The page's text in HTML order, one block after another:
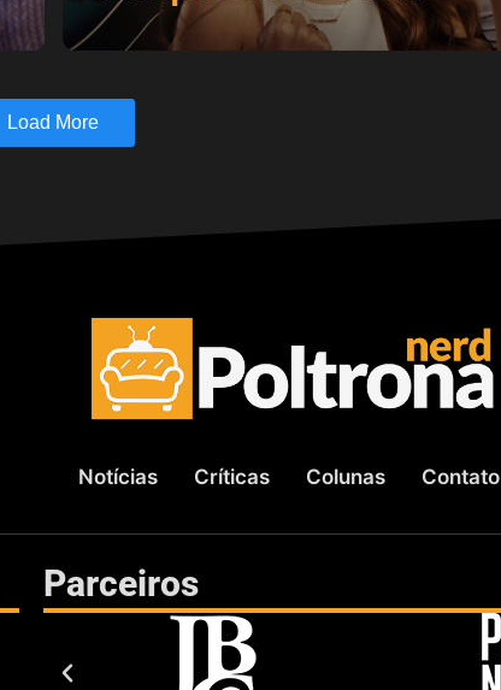
Load More
Notícias Críticas Colunas Contato
Parceiros